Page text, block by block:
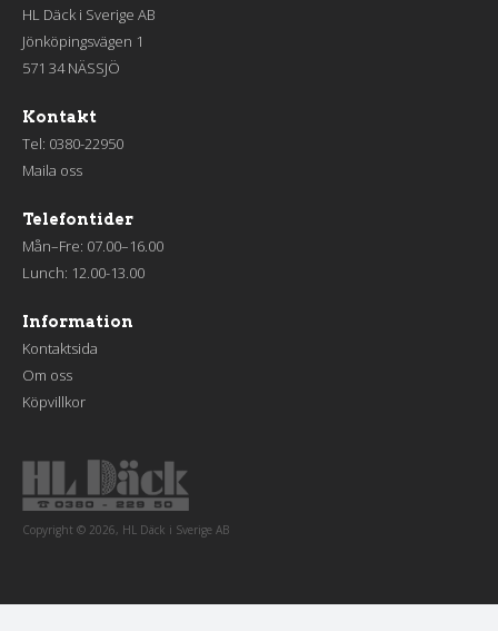
HL Däck i Sverige AB
Jönköpingsvägen 1
571 34 NÄSSJÖ
Kontakt
Tel: 0380-22950
Maila oss
Telefontider
Mån–Fre: 07.00–16.00
Lunch: 12.00-13.00
Information
Kontaktsida
Om oss
Köpvillkor
Copyright © 2026, HL Däck i Sverige AB